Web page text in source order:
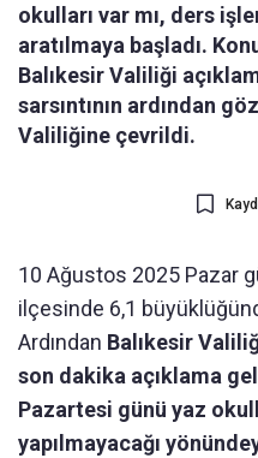
okulları var mı, ders
aratılmaya başladı.
Balıkesir Valiliği
sarsıntının ardından
Valiliğine çevrildi.
10 Ağustos 2025 Pazar
ilçesinde 6,1
Ardından Balıkesir
son dakika açıklama
Pazartesi günü yaz
yapılmayacağı